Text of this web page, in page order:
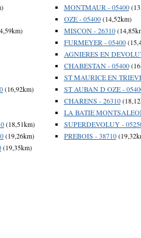
(16,92km)
(18,51km)
(19,26km)
(19,35km)
MONTMAUR - 05400
OZE - 05400(14,52km)
MISCON - 26310
FURMEYER - 05400
AGNIERES EN
CHABESTAN - 05400
ST MAURICE EN
ST AUBAN D OZE -
CHARENS - 26310
LA BATIE
SUPERDEVOLUY -
PREBOIS - 38710